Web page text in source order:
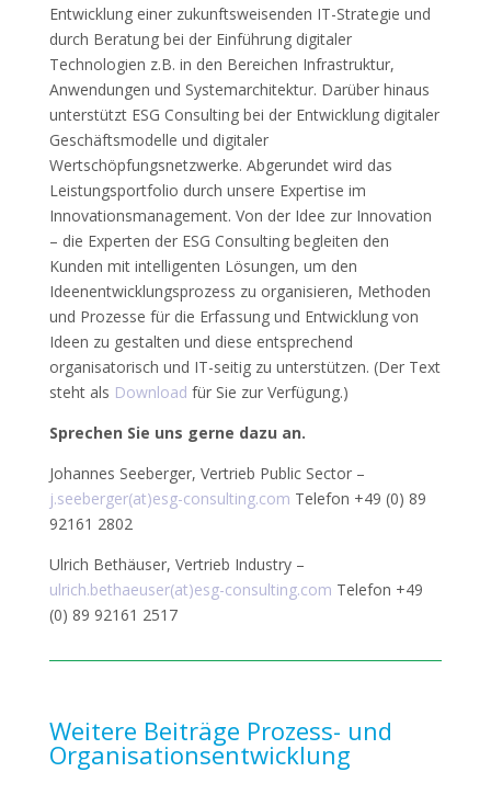
Entwicklung einer zukunftsweisenden IT-Strategie und
durch Beratung bei der Einführung digitaler
Technologien z.B. in den Bereichen Infrastruktur,
Anwendungen und Systemarchitektur. Darüber hinaus
unterstützt ESG Consulting bei der Entwicklung digitaler
Geschäftsmodelle und digitaler
Wertschöpfungsnetzwerke. Abgerundet wird das
Leistungsportfolio durch unsere Expertise im
Innovationsmanagement. Von der Idee zur Innovation
– die Experten der ESG Consulting begleiten den
Kunden mit intelligenten Lösungen, um den
Ideenentwicklungsprozess zu organisieren, Methoden
und Prozesse für die Erfassung und Entwicklung von
Ideen zu gestalten und diese entsprechend
organisatorisch und IT-seitig zu unterstützen. (Der Text
steht als Download für Sie zur Verfügung.)
Sprechen Sie uns gerne dazu an.
Johannes Seeberger, Vertrieb Public Sector –
j.seeberger(at)esg-consulting.com Telefon +49 (0) 89
92161 2802
Ulrich Bethäuser, Vertrieb Industry –
ulrich.bethaeuser(at)esg-consulting.com Telefon +49
(0) 89 92161 2517
Weitere Beiträge Prozess- und
Organisationsentwicklung